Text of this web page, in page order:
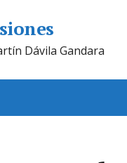
Dávila Gandara